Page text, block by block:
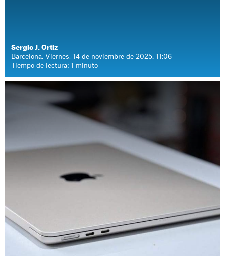
Sergio J. Ortiz
Barcelona. Viernes, 14 de noviembre de 2025. 11:06
Tiempo de lectura: 1 minuto